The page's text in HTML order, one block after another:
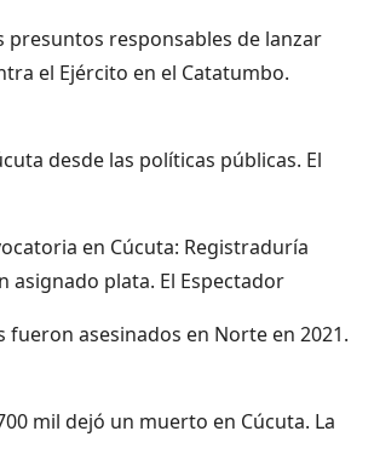
presuntos responsables de lanzar
el Ejército en el Catatumbo.
desde las políticas públicas. El
en Cúcuta: Registraduría
asignado plata. El Espectador
fueron asesinados en Norte en 2021.
mil dejó un muerto en Cúcuta. La